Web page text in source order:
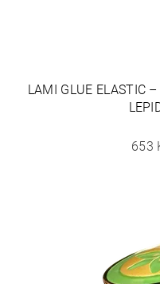
LAMI GLUE ELASTIC
653